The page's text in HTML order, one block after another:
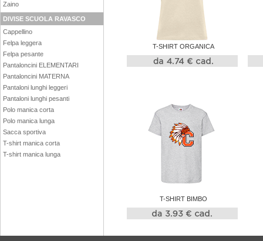
Zaino
DIVISE SCUOLA RAVASCO
Cappellino
Felpa leggera
Felpa pesante
Pantaloncini ELEMENTARI
Pantaloncini MATERNA
Pantaloni lunghi leggeri
Pantaloni lunghi pesanti
Polo manica corta
Polo manica lunga
Sacca sportiva
T-shirt manica corta
T-shirt manica lunga
T-SHIRT ORGANICA
T-SHIRT BIMBO